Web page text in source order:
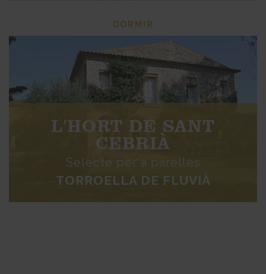
DORMIR
L'HORT DE SANT
CEBRIÀ
Selecte per a parelles
TORROELLA DE FLUVIÀ